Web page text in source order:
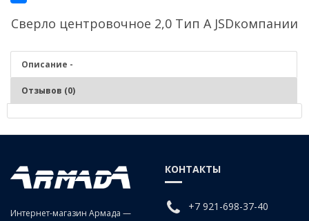
Сверло центровочное 2,0 Тип А JSDкомпании
Описание -
Отзывов (0)
Сверление соответствующих профилю центровых отверстий в
заготовках из чугунов, сталей средней и низкой твердости, цветных
сплавов. Фиксация – кулачковые и цанговые патроны.
Интернет-магазин Армада —
КОНТАКТЫ
+7 921-698-37-40